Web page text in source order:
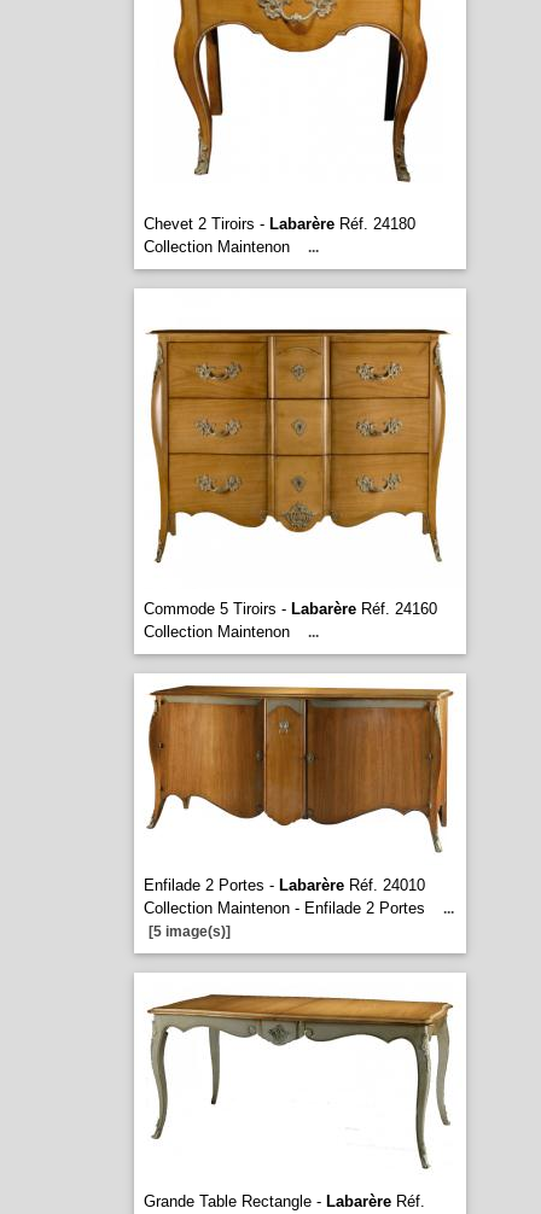
Chevet 2 Tiroirs - LabarèreRéf. 24180
Collection Maintenon
...
Commode 5 Tiroirs - LabarèreRéf. 24160
Collection Maintenon
...
Enfilade 2 Portes - LabarèreRéf. 24010
Collection Maintenon - Enfilade 2 Portes
...
[5 image(s)]
Grande Table Rectangle - LabarèreRéf.